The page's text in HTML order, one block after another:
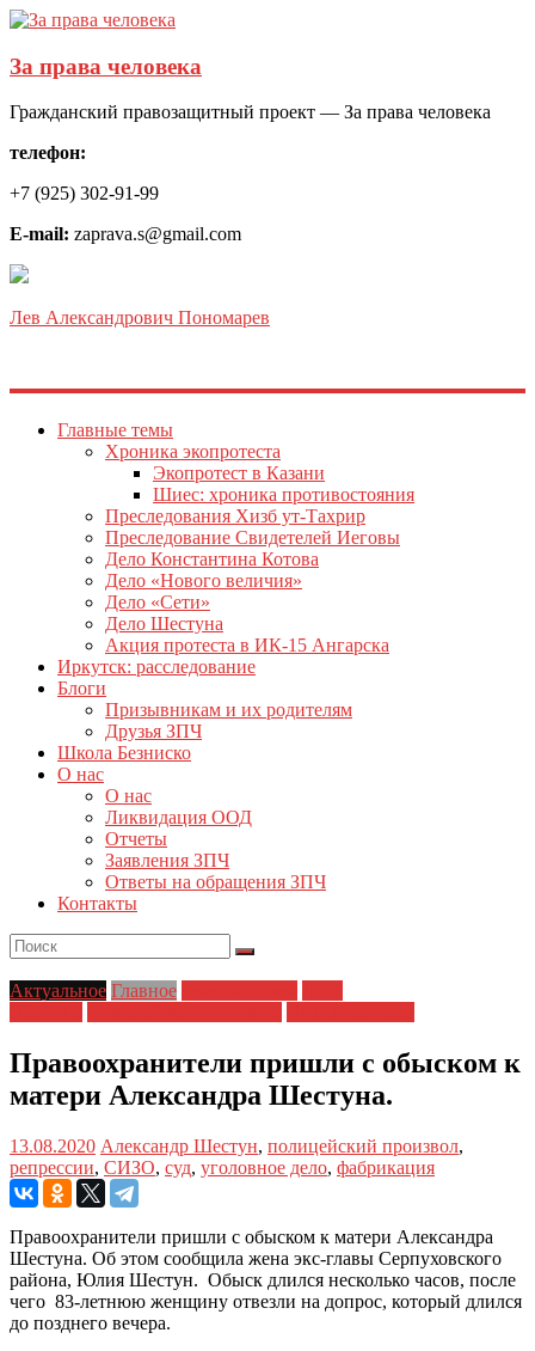
За права человека
Гражданский правозащитный проект — За права человека
телефон:
+7 (925) 302-91-99
E-mail: zaprava.s@gmail.com
Лев Александрович Пономарев
Главные темы
Хроника экопротеста
Экопротест в Казани
Шиес: хроника противостояния
Преследования Хизб ут-Тахрир
Преследование Свидетелей Иеговы
Дело Константина Котова
Дело «Нового величия»
Дело «Сети»
Дело Шестуна
Акция протеста в ИК-15 Ангарска
Иркутск: расследование
Блоги
Призывникам и их родителям
Друзья ЗПЧ
Школа Безниско
О нас
О нас
Ликвидация ООД
Отчеты
Заявления ЗПЧ
Ответы на обращения ЗПЧ
Контакты
Актуальное Главное
Правоохранители пришли с обыском к
матери Александра Шестуна.
13.08.2020 Александр Шестун, полицейский произвол,
репрессии, СИЗО, суд, уголовное дело, фабрикация
Правоохранители пришли с обыском к матери Александра
Шестуна. Об этом сообщила жена экс-главы Серпуховского
района, Юлия Шестун. Обыск длился несколько часов, после
чего 83-летнюю женщину отвезли на допрос, который длился
до позднего вечера.